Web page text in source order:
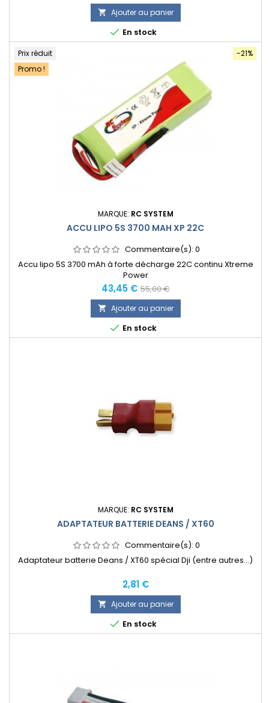
 Ajouter au panier
 En stock
-21%
Prix réduit
Promo !
MARQUE: RC SYSTEM
ACCU LIPO 5S 3700 MAH XP 22C
Commentaire(s): 0
Accu lipo 5S 3700 mAh à forte décharge 22C continu Xtreme
Power
Prix
43,45 € Prix
normal
55,00 €
 Ajouter au panier
 En stock
MARQUE: RC SYSTEM
ADAPTATEUR BATTERIE DEANS / XT60
Commentaire(s): 0
Adaptateur batterie Deans / XT60 spécial Dji (entre autres...)
Prix
2,81 €
 Ajouter au panier
 En stock